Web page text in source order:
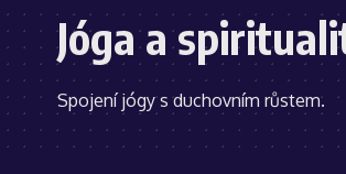
Jóga a
Spojení jógy s duchovním růstem.